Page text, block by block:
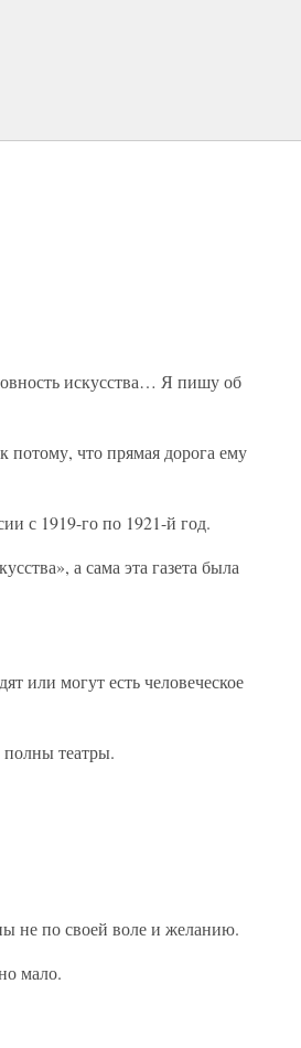
искусства… Я пишу об
потому, что прямая дорога ему
с 1919-го по 1921-й год.
а сама эта газета была
или могут есть человеческое
полны театры.
не по своей воле и желанию.
мало.